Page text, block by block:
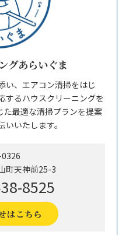
グあらいぐま
い、エアコン清掃をはじ
するハウスクリーニングを
た最適な清掃プランを提案
いたします。
町天神前25-3
8525
はこちら